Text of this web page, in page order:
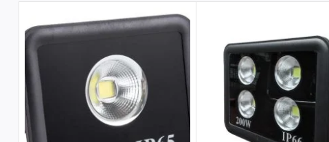
Nhận báo giá đèn LED – tư
Nhắn: Loại đèn + Công suất +
Zalo 1 (Tư vấn chính)